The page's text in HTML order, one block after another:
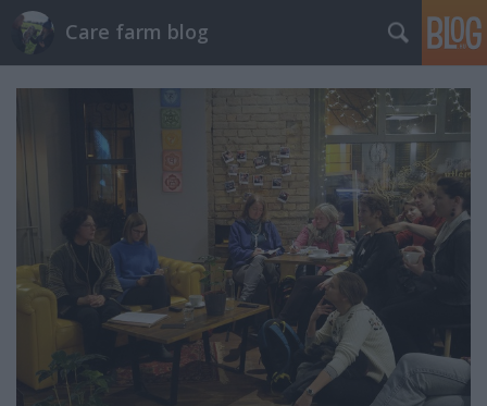
Care farm blog